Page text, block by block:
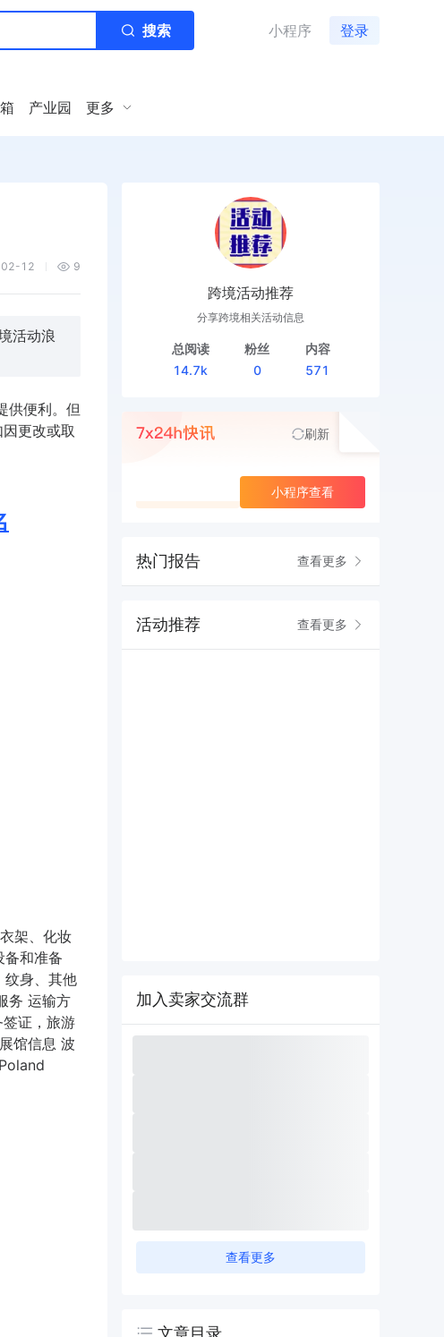
搜索 小程序 登录
产业园 更多
12 9
活动浪
供便利。但
更改或取
架、化妆
备和准备
纹身、其他
务 运输方
证，旅游
馆信息 波
跨境活动推荐
分享跨境相关活动信息
总阅读
14.7k
粉丝
0
内容
571
刷新
小程序查看
热门报告 查看更多
活动推荐 查看更多
加入卖家交流群
查看更多
文章目录